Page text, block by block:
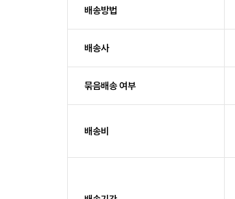
배송방법
배송사
묶음배송 여부
배송비